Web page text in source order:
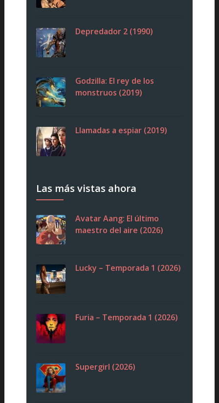
Depredador 2 (1990)
Godzilla: El rey de los
monstruos (2019)
Llamadas a espiar (2019)
Las más vistas ahora
Avatar Aang: El último
maestro del aire (2026)
Lucky – Temporada 1 (2026)
Furia – Temporada 1 (2026)
Supergirl (2026)